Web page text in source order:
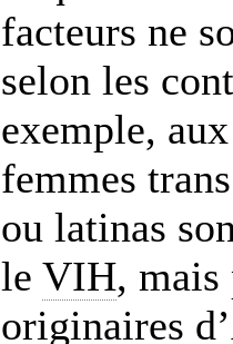
facteurs ne
selon les
exemple,
femmes
ou latinas
le VIH, mais
originaires